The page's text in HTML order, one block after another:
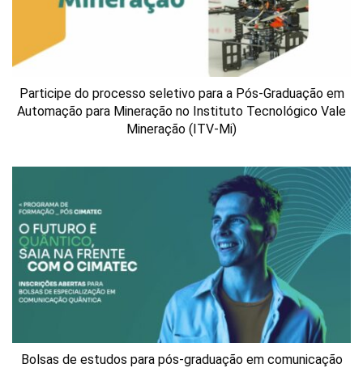
Participe do processo seletivo para a Pós-Graduação em
Automação para Mineração no Instituto Tecnológico Vale
Mineração (ITV-Mi)
Bolsas de estudos para pós-graduação em comunicação